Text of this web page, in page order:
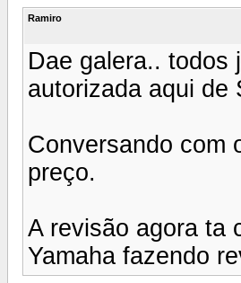
Ramiro
Dae galera.. todos
autorizada aqui de
Conversando com
preço.
A revisão agora ta
Yamaha fazendo